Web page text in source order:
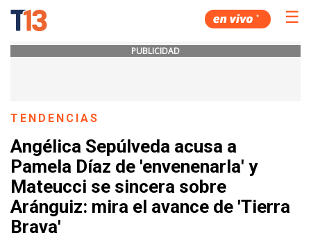
☰
PUBLICIDAD
TENDENCIAS
Angélica Sepúlveda acusa a
Pamela Díaz de 'envenenarla' y
Mateucci se sincera sobre
Aránguiz: mira el avance de 'Tierra
Brava'